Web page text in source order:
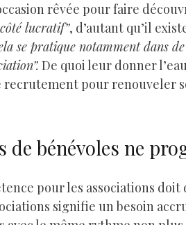
rêvée pour faire
lucratif”, d’autant qu’il
se pratique notamment dans
De quoi leur donner
recrutement pour renouveler
de bénévoles ne
pour les associations
signifie un besoin